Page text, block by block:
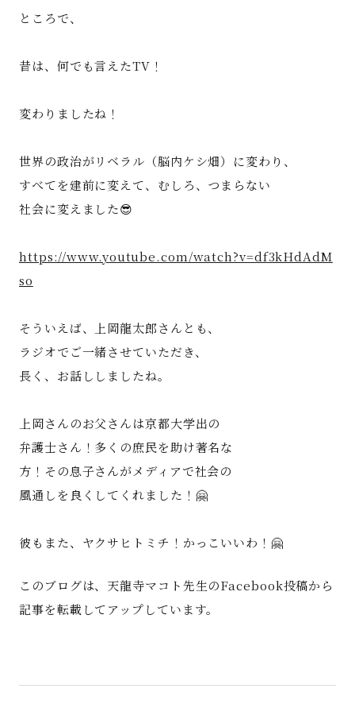
ところで、
昔は、何でも言えたTV！
変わりましたね！
世界の政治がリベラル（脳内ケシ畑）に変わり、
すべてを建前に変えて、むしろ、つまらない
社会に変えました😎
https://www.youtube.com/watch?v=df3kHdAdM
so
そういえば、上岡龍太郎さんとも、
ラジオでご一緒させていただき、
長く、お話ししましたね。
上岡さんのお父さんは京都大学出の
弁護士さん！多くの庶民を助け著名な
方！その息子さんがメディアで社会の
風通しを良くしてくれました！🤗
彼もまた、ヤクサヒトミチ！かっこいいわ！🤗
このブログは、天龍寺マコト先生のFacebook投稿から
記事を転載してアップしています。